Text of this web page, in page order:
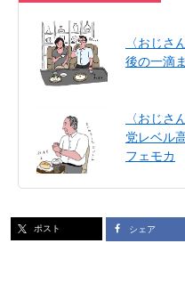
〈おじさ
後の一滴
〈おじさ
党レベル
フェモカ
ポスト シェア